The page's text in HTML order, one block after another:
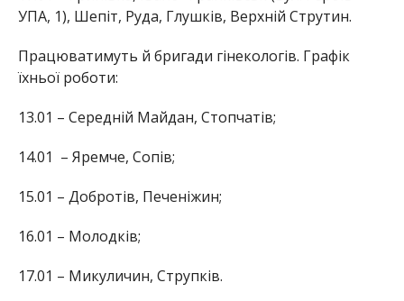
УПА, 1), Шепіт, Руда, Глушків, Верхній Струтин.
Працюватимуть й бригади гінекологів. Графік
їхньої роботи:
13.01 – Середній Майдан, Стопчатів;
14.01 – Яремче, Сопів;
15.01 – Добротів, Печеніжин;
16.01 – Молодків;
17.01 – Микуличин, Струпків.